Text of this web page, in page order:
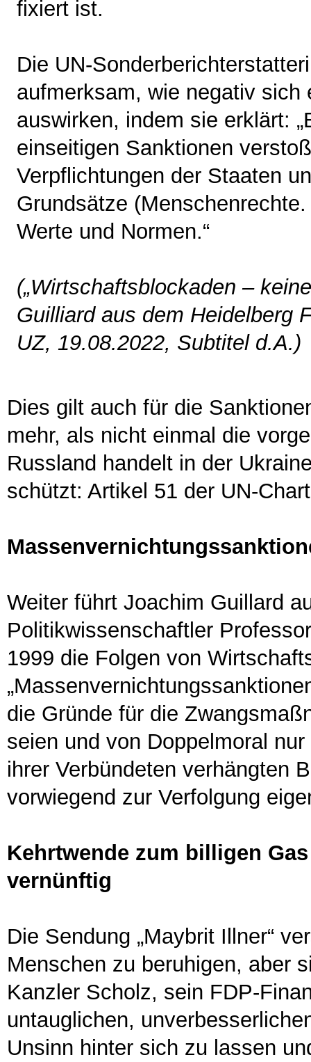
fixiert ist.
Die UN-
aufmerksam, wie negativ
auswirken, indem sie erklärt:
einseitigen Sanktionen
Verpflichtungen der Staaten
Grundsätze
Werte und Normen.“
(„Wirtschaftsblockaden –
Guilliard aus dem Heidelberg
UZ, 19.08.2022, Subtitel d.A.)
Dies gilt auch für die
mehr, als nicht einmal die
Russland handelt in der
schützt: Artikel 51 der UN-
Weiter führt Joachim Guillard
Politikwissenschaftler
1999 die Folgen von
die Gründe für die
seien und von Doppelmoral
ihrer Verbündeten verhängten
vorwiegend zur Verfolgung
Kehrtwende zum billigen
vernünftig
Die Sendung „Maybrit Illner“
Menschen zu beruhigen, aber
Kanzler Scholz, sein FDP-
untauglichen,
Unsinn hinter sich zu lassen